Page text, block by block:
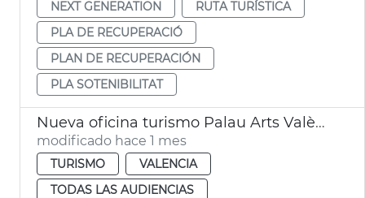
NEXT GENERATION
RUTA TURÍSTICA
PLA DE RECUPERACIÓ
PLAN DE RECUPERACIÓN
PLA SOTENIBILITAT
Nueva oficina turismo Palau Arts València
modificado hace 1 mes
TURISMO
VALENCIA
TODAS LAS AUDIENCIAS